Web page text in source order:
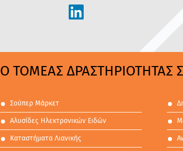
Ο ΤΟΜΕΑΣ ΔΡΑΣΤΗΡΙΟΤΗΤΑΣ
Σούπερ Μάρκετ
Αλυσίδες Ηλεκτρονικών Ειδών
Καταστήματα Λιανικής